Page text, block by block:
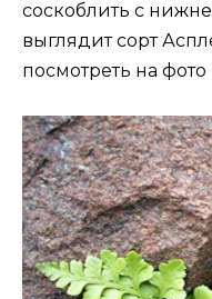
соскоблить с
выглядит сорт
посмотреть на